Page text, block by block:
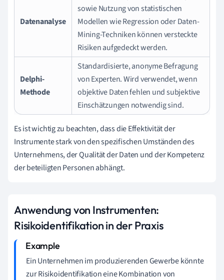
Datenanalyse
sowie Nutzung von statistischen
Modellen wie Regression oder Daten-
Mining-Techniken können versteckte
Risiken aufgedeckt werden.
Delphi-
Methode
Standardisierte, anonyme Befragung
von Experten. Wird verwendet, wenn
objektive Daten fehlen und subjektive
Einschätzungen notwendig sind.
Es ist wichtig zu beachten, dass die Effektivität der
Instrumente stark von den spezifischen Umständen des
Unternehmens, der Qualität der Daten und der Kompetenz
der beteiligten Personen abhängt.
Anwendung von Instrumenten:
Risikoidentifikation in der Praxis
Ein Unternehmen im produzierenden Gewerbe könnte
zur Risikoidentifikation eine Kombination von